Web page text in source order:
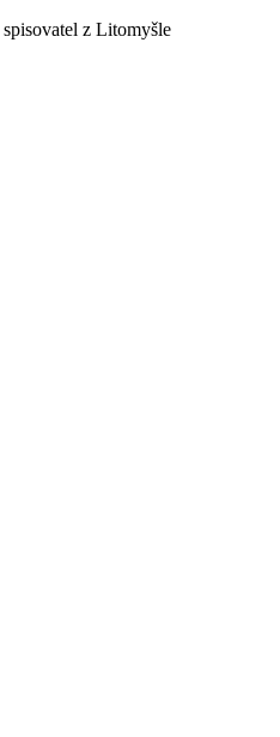
z Litomyšle